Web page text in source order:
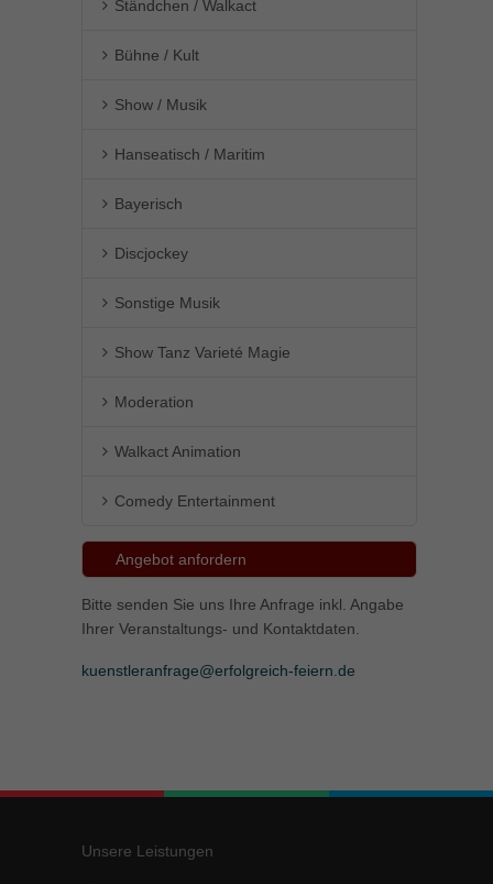
Ständchen / Walkact
Bühne / Kult
Show / Musik
Hanseatisch / Maritim
Bayerisch
Discjockey
Sonstige Musik
Show Tanz Varieté Magie
Moderation
Walkact Animation
Comedy Entertainment
Angebot anfordern
Bitte senden Sie uns Ihre Anfrage inkl. Angabe
Ihrer Veranstaltungs- und Kontaktdaten.
kuenstleranfrage@erfolgreich-feiern.de
Unsere Leistungen